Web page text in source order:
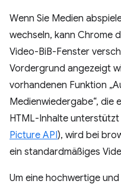
Wenn Sie Medien
wechseln, kann Chrome
Video-BiB-Fenster
Vordergrund angezeigt
vorhandenen Funktion
Medienwiedergabe“, die
HTML-Inhalte
Picture API), wird bei
ein standardmäßiges
Um eine hochwertige